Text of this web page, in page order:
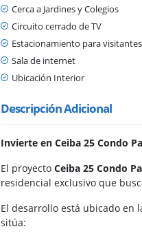
Cerca a Jardines y Colegios
Circuito cerrado de TV
Estacionamiento para visitantes
Sala de internet
Ubicación Interior
Descripción Adicional
Invierte en Ceiba 25 Condo
El proyectoCeiba 25 Condo
residencial exclusivo que
El desarrollo está ubicado en
sitúa: